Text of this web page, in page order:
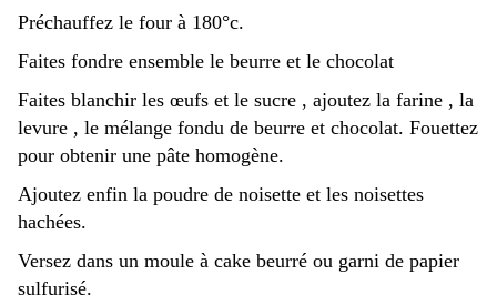
Préchauffez le four à 180°c.
Faites fondre ensemble le beurre et le chocolat
Faites blanchir les œufs et le sucre , ajoutez la farine , la
levure , le mélange fondu de beurre et chocolat. Fouettez
pour obtenir une pâte homogène.
Ajoutez enfin la poudre de noisette et les noisettes
hachées.
Versez dans un moule à cake beurré ou garni de papier
sulfurisé.